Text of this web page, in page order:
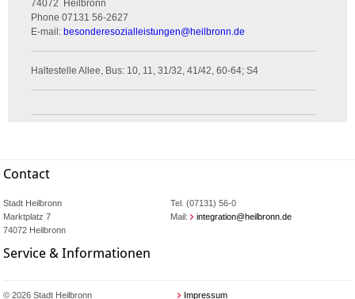
74072
Heilbronn
Phone 07131 56-2627
E-mail: besonderesozialleistungen@heilbronn.de
Haltestelle Allee, Bus: 10, 11, 31/32, 41/42, 60-64; S4
Contact
Stadt Heilbronn
Marktplatz 7
74072 Heilbronn
Tel. (07131) 56-0
Mail:
integration@heilbronn.de
Service & Informationen
© 2026 Stadt Heilbronn Impressum